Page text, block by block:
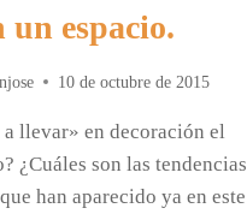
un espacio.
10 de octubre de 2015
a llevar» en decoración el
¿Cuáles son las tendencias
han aparecido ya en este